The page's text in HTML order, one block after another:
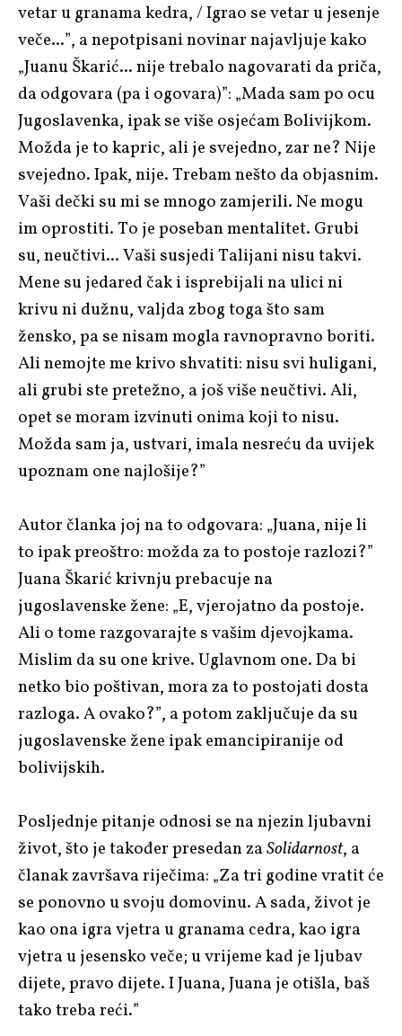
vetar u granama kedra, / Igrao se vetar u jesenje
veče...”, a nepotpisani novinar najavljuje kako
„Juanu Škarić... nije trebalo nagovarati da priča,
da odgovara (pa i ogovara)”: „Mada sam po ocu
Jugoslavenka, ipak se više osjećam Bolivijkom.
Možda je to kapric, ali je svejedno, zar ne? Nije
svejedno. Ipak, nije. Trebam nešto da objasnim.
Vaši dečki su mi se mnogo zamjerili. Ne mogu
im oprostiti. To je poseban mentalitet. Grubi
su, neučtivi... Vaši susjedi Talijani nisu takvi.
Mene su jedared čak i isprebijali na ulici ni
krivu ni dužnu, valjda zbog toga što sam
žensko, pa se nisam mogla ravnopravno boriti.
Ali nemojte me krivo shvatiti: nisu svi huligani,
ali grubi ste pretežno, a još više neučtivi. Ali,
opet se moram izvinuti onima koji to nisu.
Možda sam ja, ustvari, imala nesreću da uvijek
upoznam one najlošije?”
Autor članka joj na to odgovara: „Juana, nije li
to ipak preoštro: možda za to postoje razlozi?”
Juana Škarić krivnju prebacuje na
jugoslavenske žene: „E, vjerojatno da postoje.
Ali o tome razgovarajte s vašim djevojkama.
Mislim da su one krive. Uglavnom one. Da bi
netko bio poštivan, mora za to postojati dosta
razloga. A ovako?”, a potom zaključuje da su
jugoslavenske žene ipak emancipiranije od
bolivijskih.
Posljednje pitanje odnosi se na njezin ljubavni
život, što je također presedan zaSolidarnost, a
članak završava riječima: „Za tri godine vratit će
se ponovno u svoju domovinu. A sada, život je
kao ona igra vjetra u granama cedra, kao igra
vjetra u jesensko veče; u vrijeme kad je ljubav
dijete, pravo dijete. I Juana, Juana je otišla, baš
tako treba reći.”